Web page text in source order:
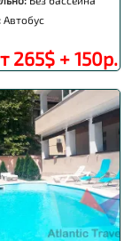
Автобус
265$ + 150р.